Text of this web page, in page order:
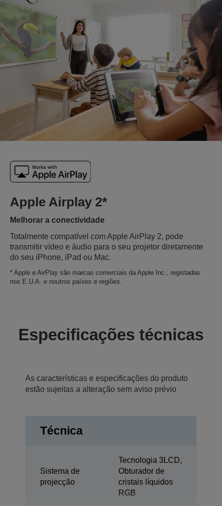
Apple Airplay 2*
Melhorar a conectividade
Totalmente compatível com Apple AirPlay 2, pode
transmitir vídeo e áudio para o seu projetor diretamente
do seu iPhone, iPad ou Mac.
* Apple e AirPlay são marcas comerciais da Apple Inc., registadas
nos E.U.A. e noutros países e regiões.
Especificações técnicas
As características e especificações do produto
estão sujeitas a alteração sem aviso prévio
Técnica
Sistema de
projecção
Tecnologia 3LCD,
Obturador de
cristais líquidos
RGB